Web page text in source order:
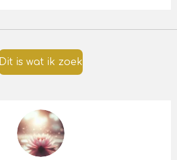
Dit is wat ik zoek